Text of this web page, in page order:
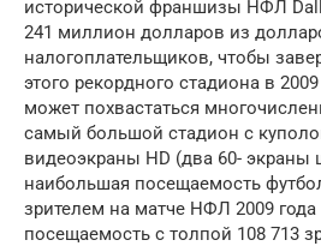
исторической франшизы НФЛ
241 миллион долларов из
налогоплательщиков, чтобы
этого рекордного стадиона в
может похвастаться
самый большой стадион с
видеоэкраны HD (два 60- экраны
наибольшая посещаемость
зрителем на матче НФЛ 2009
посещаемость с толпой 108 713